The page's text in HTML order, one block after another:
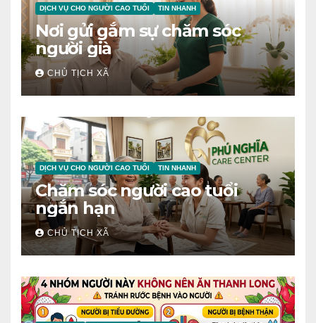
DỊCH VỤ CHO NGƯỜI CAO TUỔI TIN NHANH
Nơi gửi gắm sự chăm sóc
người già
CHỦ TỊCH XÃ
DỊCH VỤ CHO NGƯỜI CAO TUỔI TIN NHANH
Chăm sóc người cao tuổi
ngắn hạn
CHỦ TỊCH XÃ